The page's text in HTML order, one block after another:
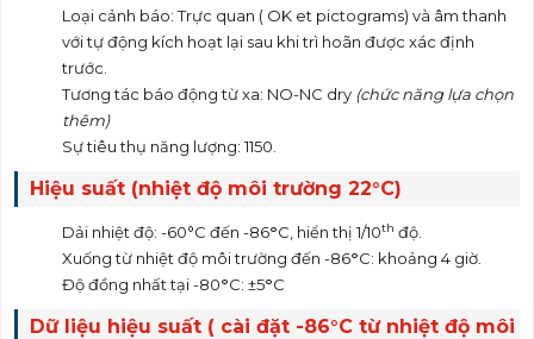
Loại cảnh báo: Trực quan ( OK et pictograms) và âm thanh
với tự động kích hoạt lại sau khi trì hoãn được xác định
trước.
Tương tác báo động từ xa: NO-NC dry (chức năng lựa chọn
thêm)
Sự tiêu thụ năng lượng: 1150.
Hiệu suất (nhiệt độ môi trường 22°C)
BMTRU51586 Froilabo
Dải nhiệt độ: -60°C đến -86°C, hiển thị 1/10th độ.
Xuống từ nhiệt độ môi trường đến -86°C: khoảng 4 giờ.
Độ đồng nhất tại -80°C: ±5°C
Dữliệu hiệu suất ( cài đặt -86°C từnhiệt độ môi